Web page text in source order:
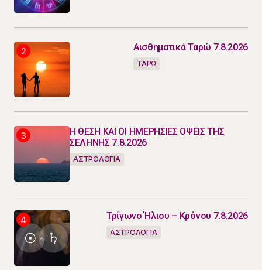
Αισθηματικά Ταρώ 7.8.2026
ΤΑΡΩ
Η ΘΕΣΗ ΚΑΙ ΟΙ ΗΜΕΡΗΣΙΕΣ ΟΨΕΙΣ ΤΗΣ
ΣΕΛΗΝΗΣ 7.8.2026
ΑΣΤΡΟΛΟΓΙΑ
Τρίγωνο Ήλιου – Κρόνου 7.8.2026
ΑΣΤΡΟΛΟΓΙΑ